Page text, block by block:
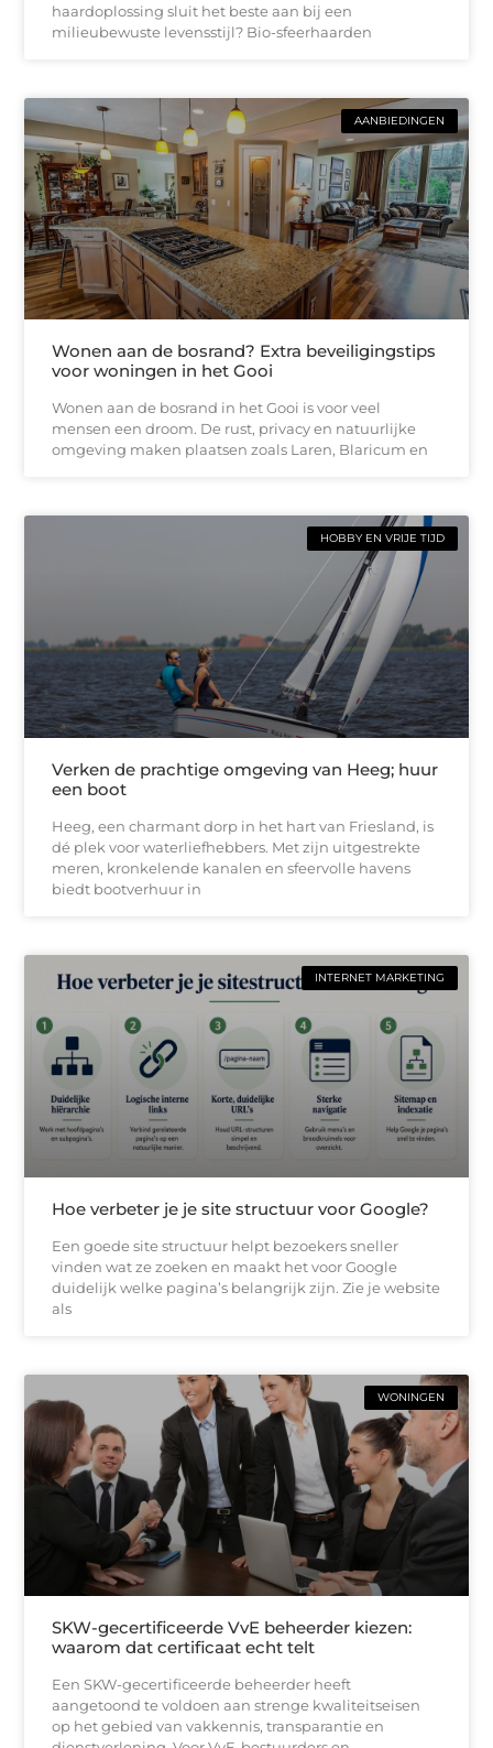
haardoplossing sluit het beste aan bij een
milieubewuste levensstijl? Bio-sfeerhaarden
AANBIEDINGEN
Wonen aan de bosrand? Extra beveiligingstips
voor woningen in het Gooi
Wonen aan de bosrand in het Gooi is voor veel
mensen een droom. De rust, privacy en natuurlijke
omgeving maken plaatsen zoals Laren, Blaricum en
HOBBY EN VRIJE TIJD
Verken de prachtige omgeving van Heeg; huur
een boot
Heeg, een charmant dorp in het hart van Friesland, is
dé plek voor waterliefhebbers. Met zijn uitgestrekte
meren, kronkelende kanalen en sfeervolle havens
biedt bootverhuur in
INTERNET MARKETING
Hoe verbeter je je site structuur voor Google?
Een goede site structuur helpt bezoekers sneller
vinden wat ze zoeken en maakt het voor Google
duidelijk welke pagina’s belangrijk zijn. Zie je website
als
WONINGEN
SKW-gecertificeerde VvE beheerder kiezen:
waarom dat certificaat echt telt
Een SKW-gecertificeerde beheerder heeft
aangetoond te voldoen aan strenge kwaliteitseisen
op het gebied van vakkennis, transparantie en